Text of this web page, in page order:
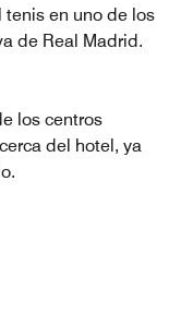
tenis en uno de los
de Real Madrid.
los centros
del hotel, ya